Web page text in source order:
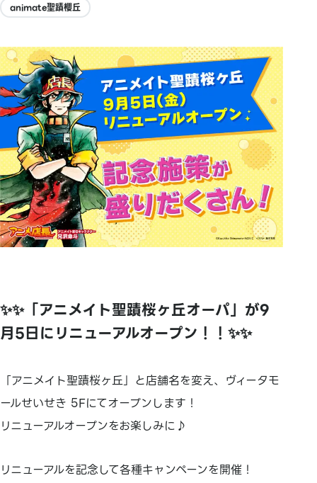
animate聖蹟櫻丘
✨✨「アニメイト聖蹟桜ヶ丘オーパ」が9
月5日にリニューアルオープン！！✨✨
「アニメイト聖蹟桜ヶ丘」と店舗名を変え、ヴィータモ
ールせいせき 5Fにてオープンします！
リニューアルオープンをお楽しみに♪
リニューアルを記念して各種キャンペーンを開催！